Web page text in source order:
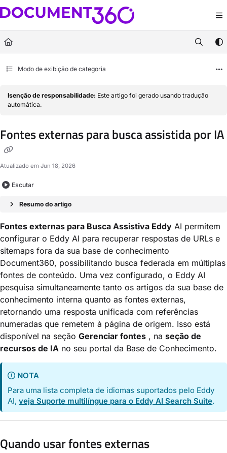
Documentation Index
Fetch the complete documentation index at:https://docs.document360.com/
Use this file to discover all available pages before exploring further.
Modo de exibição de categoria
Isenção de responsabilidade: Este artigo foi gerado usando tradução
automática.
Fontes externas para busca assistida por IA
Atualizado em Jun 18, 2026
Escutar
Resumo do artigo
Fontes externas para Busca Assistiva Eddy AI permitem
configurar o Eddy AI para recuperar respostas de URLs e
sitemaps fora da sua base de conhecimento
Document360, possibilitando busca federada em múltiplas
fontes de conteúdo. Uma vez configurado, o Eddy AI
pesquisa simultaneamente tanto os artigos da sua base de
conhecimento interna quanto as fontes externas,
retornando uma resposta unificada com referências
numeradas que remetem à página de origem. Isso está
disponível na seção Gerenciar fontes , na seção de
recursos de IA no seu portal da Base de Conhecimento.
NOTA
Para uma lista completa de idiomas suportados pelo Eddy
AI,veja Suporte multilíngue para o Eddy AI Search Suite.
Quando usar fontes externas